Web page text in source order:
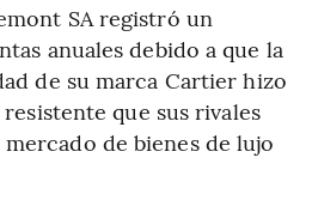
SA registró un
anuales debido a que la
de su marca Cartier hizo
que sus rivales
de bienes de lujo